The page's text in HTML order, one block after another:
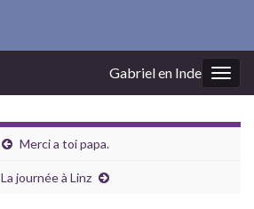
Gabriel en Inde
Merci a toi papa.
La journée à Linz